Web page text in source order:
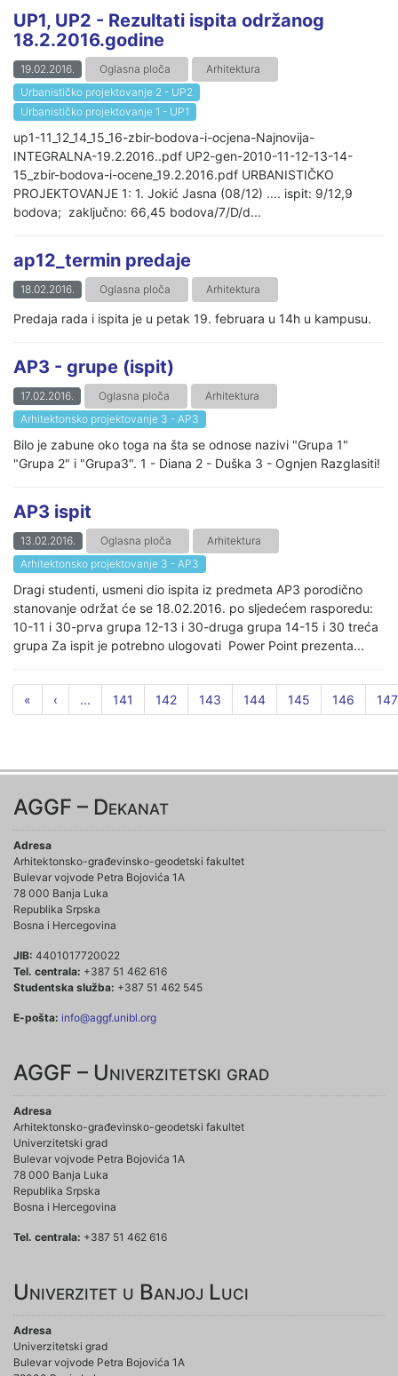
UP1, UP2 - Rezultati ispita održanog
18.2.2016.godine
19.02.2016. Oglasna ploča
Arhitektura
Urbanističko projektovanje 2 - UP2
Urbanističko projektovanje 1 - UP1
up1-11_12_14_15_16-zbir-bodova-i-ocjena-Najnovija-
INTEGRALNA-19.2.2016..pdf UP2-gen-2010-11-12-13-14-
15_zbir-bodova-i-ocene_19.2.2016.pdf URBANISTIČKO
PROJEKTOVANJE 1: 1. Jokić Jasna (08/12) .... ispit: 9/12,9
bodova; zaključno: 66,45 bodova/7/D/d...
ap12_termin predaje
18.02.2016. Oglasna ploča Arhitektura
Predaja rada i ispita je u petak 19. februara u 14h u kampusu.
AP3 - grupe (ispit)
17.02.2016. Oglasna ploča
Arhitektura
Arhitektonsko projektovanje 3 - AP3
Bilo je zabune oko toga na šta se odnose nazivi "Grupa 1"
"Grupa 2" i "Grupa3". 1 - Diana 2 - Duška 3 - Ognjen Razglasiti!
AP3 ispit
13.02.2016. Oglasna ploča
Arhitektura
Arhitektonsko projektovanje 3 - AP3
Dragi studenti, usmeni dio ispita iz predmeta AP3 porodično
stanovanje održat će se 18.02.2016. po sljedećem rasporedu:
10-11 i 30-prva grupa 12-13 i 30-druga grupa 14-15 i 30 treća
grupa Za ispit je potrebno ulogovati Power Point prezenta...
« ‹ ... 141 142 143 144 145 146 147
AGGF – Dekanat
Adresa
Arhitektonsko-građevinsko-geodetski fakultet
Bulevar vojvode Petra Bojovića 1A
78 000 Banja Luka
Republika Srpska
Bosna i Hercegovina
JIB: 4401017720022
Tel. centrala: +387 51 462 616
Studentska služba: +387 51 462 545
E-pošta: info@aggf.unibl.org
AGGF – Univerzitetski grad
Adresa
Arhitektonsko-građevinsko-geodetski fakultet
Univerzitetski grad
Bulevar vojvode Petra Bojovića 1A
78 000 Banja Luka
Republika Srpska
Bosna i Hercegovina
Tel. centrala: +387 51 462 616
Univerzitet u Banjoj Luci
Adresa
Univerzitetski grad
Bulevar vojvode Petra Bojovića 1A